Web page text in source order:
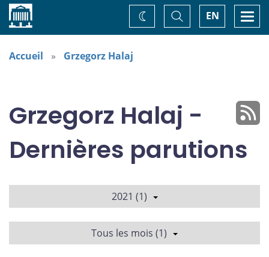
Accueil EN
Basculer
la
recherche
Changez
de
Accueil Grzegorz Halaj
Grzegorz Halaj -
Dernières parutions
2021 (1)
Tous les mois (1)